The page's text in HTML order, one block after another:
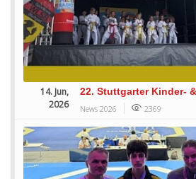
14. Jun,
2026
22. Stuttgarter Kinder-
News 2026 2369